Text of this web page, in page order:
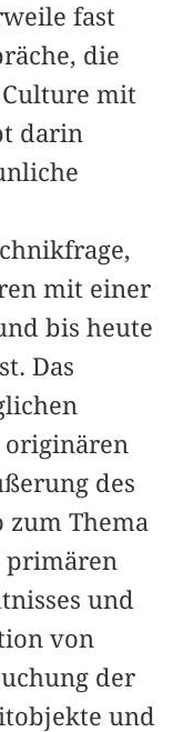
fast
die
mit
darin
mit einer
bis heute
Das
des
zum Thema
primären
und
von
der
und